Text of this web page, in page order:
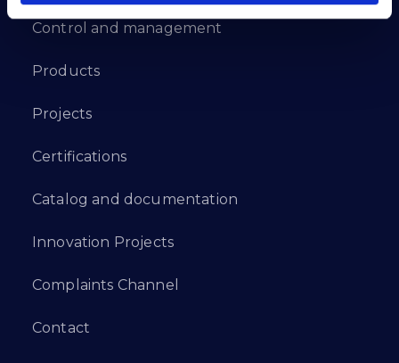
Control and management
Products
Projects
Certifications
Catalog and documentation
Innovation Projects
Complaints Channel
Contact